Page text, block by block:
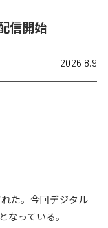
信開始
2026.8.9
れた。今回デジタル
なっている。